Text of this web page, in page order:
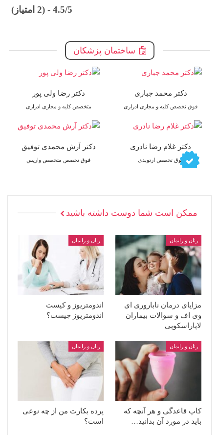
4.5/5 - (2 امتیاز)
ساختمان پزشکان
دکتر محمد جباری
فوق تخصص کلیه و مجاری ادراری
دکتر غلام رضا نادری
فوق تخصص ارتوپدی
دکتر رضا ولی پور
متخصص کلیه و مجاری ادراری
دکتر آرش محمدی توفیق
فوق تخصص متخصص واریس
ممکن است شما دوست داشته باشید
زنان و زایمان
مزایای درمان ناباروری ای
وی اف و سوالات بیماران
لاپاراسکوپی
زنان و زایمان
اندومتریوز و کیست
اندومتریوز چیست؟
زنان و زایمان
کاپ قاعدگی و هر آنچه که
باید در مورد آن بدانید…
زنان و زایمان
پرده بکارت من از چه نوعی
است؟